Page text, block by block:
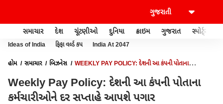
સમાચાર દેશ ચૂંટણીઓ દુનિયા ક્રાઇમ ગુજરાત સ્પોર્ટ્સ
Ideas of India ફિફા વર્લ્ડ કપ India At 2047
હોમ સમાચાર બિઝનેસ
WEEKLY PAY POLICY: દેશની આ કંપની પોતાના
Weekly Pay Policy: દેશની આ કંપની પોતાના
કર્મચારીઓને દર સપ્તાહે આપશે પગાર